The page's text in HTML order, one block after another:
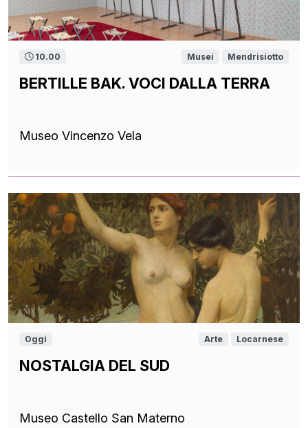
10.00 Musei Mendrisiotto
BERTILLE BAK. VOCI DALLA TERRA
Museo Vincenzo Vela
Oggi Arte Locarnese
NOSTALGIA DEL SUD
Museo Castello San Materno